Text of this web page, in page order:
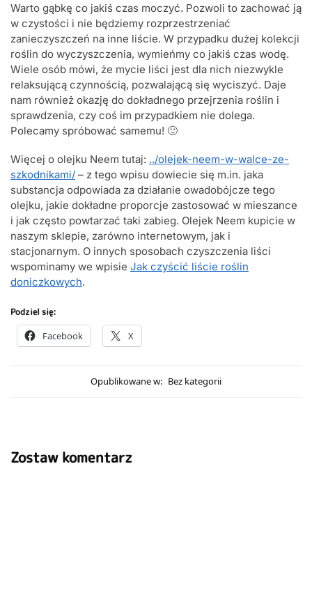
Warto gąbkę co jakiś czas moczyć. Pozwoli to zachować ją
w czystości i nie będziemy rozprzestrzeniać
zanieczyszczeń na inne liście. W przypadku dużej kolekcji
roślin do wyczyszczenia, wymieńmy co jakiś czas wodę.
Wiele osób mówi, że mycie liści jest dla nich niezwykle
relaksującą czynnością, pozwalającą się wyciszyć. Daje
nam również okazję do dokładnego przejrzenia roślin i
sprawdzenia, czy coś im przypadkiem nie dolega.
Polecamy spróbować samemu! 🙂
Więcej o olejku Neem tutaj: ../olejek-neem-w-walce-ze-
szkodnikami/ – z tego wpisu dowiecie się m.in. jaka
substancja odpowiada za działanie owadobójcze tego
olejku, jakie dokładne proporcje zastosować w mieszance
i jak często powtarzać taki zabieg. Olejek Neem kupicie w
naszym sklepie, zarówno internetowym, jak i
stacjonarnym. O innych sposobach czyszczenia liści
wspominamy we wpisie Jak czyścić liście roślin
doniczkowych.
Podziel się:
Facebook X
Opublikowane w: Bez kategorii
Zostaw komentarz